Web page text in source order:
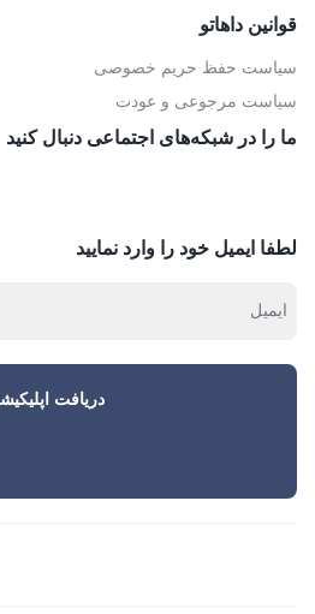
قوانین داهاتو
سیاست حفظ حریم خصوصی
سیاست مرجوعی و عودت
ما را در شبکه‌های اجتماعی دنبال کنید
لطفا ایمیل خود را وارد نمایید
دریافت